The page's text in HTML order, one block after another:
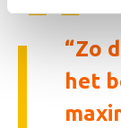
Zo
het